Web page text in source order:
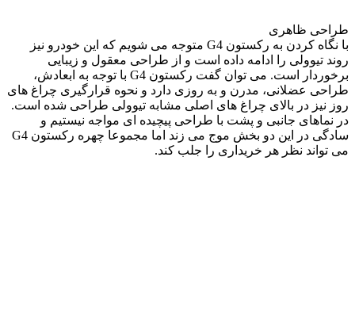
طراحی ظاهری
با نگاه کردن به رکستون G4 متوجه می شویم که این خودرو نیز
روند تیوولی را ادامه داده است و از طراحی معقول و زیبایی
برخوردار است. می توان گفت رکستون G4 با توجه به ابعادش،
طراحی عضلانی، مدرن و به روزی دارد و نحوه قرارگیری چراغ های
روز نیز در بالای چراغ های اصلی مشابه تیوولی طراحی شده است.
در نماهای جانبی و پشت با طراحی پیچیده ای مواجه نیستیم و
سادگی در این دو بخش موج می زند اما مجموعا چهره رکستون G4
می تواند نظر هر خریداری را جلب کند.